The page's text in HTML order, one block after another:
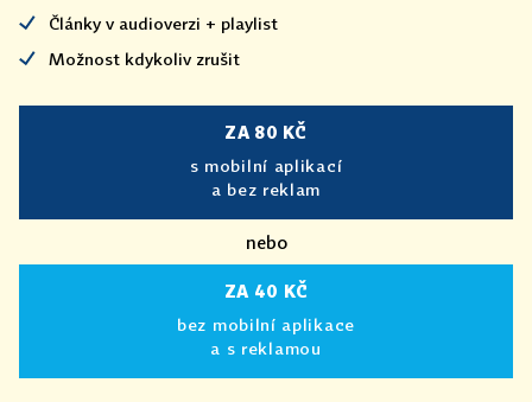
Články v audioverzi + playlist
Možnost kdykoliv zrušit
ZA 80 KČ
s mobilní aplikací
a bez reklam
nebo
ZA 40 KČ
bez mobilní aplikace
a s reklamou